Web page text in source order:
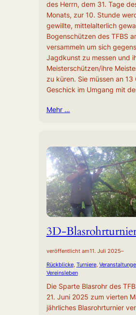
des Herrn, dem 31. Tage
Monats, zur 10. Stunde
gewillte, mittelalterlich
Bogenschützen des TFBS
versammeln um sich
Jagdkunst zu messen und
Meisterschützen/ihre
zu küren. Sie müssen an 13
Geschick im Umgang mit
Mehr …
3D-
veröffentlicht am11. Juli 2025–
Rückblicke, Turniere,
Vereinsleben
Die Sparte Blasrohr des
21. Juni 2025 zum vierten
jährliches Blasrohrturnier